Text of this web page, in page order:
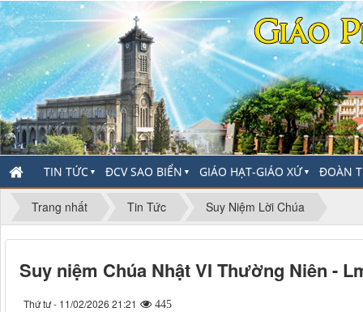
TIN TỨC ▼ ĐCV SAO BIỂN ▼ GIÁO HẠT-GIÁO XỨ▼ ĐOÀN
Trang nhất Tin Tức Suy Niệm Lời Chúa
Suy niệm Chúa Nhật VI Thường Niên -
Thứ tư - 11/02/2026 21:21 445